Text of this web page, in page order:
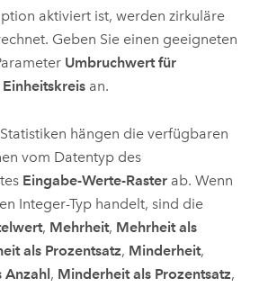
aktiviert ist, werden zirkuläre
Geben Sie einen geeigneten
Umbruchwert für
an.
hängen die verfügbaren
vom Datentyp des
Eingabe-Werte-Raster ab. Wenn
Integer-Typ handelt, sind die
, Mehrheit, Mehrheit als
als Prozentsatz, Minderheit,
Anzahl, Minderheit als Prozentsatz,